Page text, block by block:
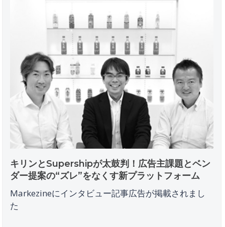
キリンとSupershipが太鼓判！広告主課題とベン
ダー提案の“ズレ”をなくす新プラットフォーム
Markezineにインタビュー記事広告が掲載されまし
た